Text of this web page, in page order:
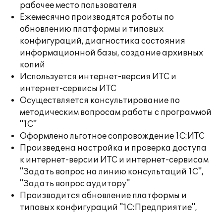
рабочее место пользователя
Ежемесячно производятся работы по
обновлению платформы и типовых
конфигураций, диагностика состояния
информационной базы, создание архивных
копий
Используется интернет-версия ИТС и
интернет-сервисы ИТС
Осуществляется консультирование по
методическим вопросам работы с программой
"1С"
Оформлено льготное сопровождение 1С:ИТС
Произведена настройка и проверка доступа
к интернет-версии ИТС и интернет-сервисам
"Задать вопрос на линию консультаций 1С",
"Задать вопрос аудитору"
Производится обновление платформы и
типовых конфигураций "1С:Предприятие",